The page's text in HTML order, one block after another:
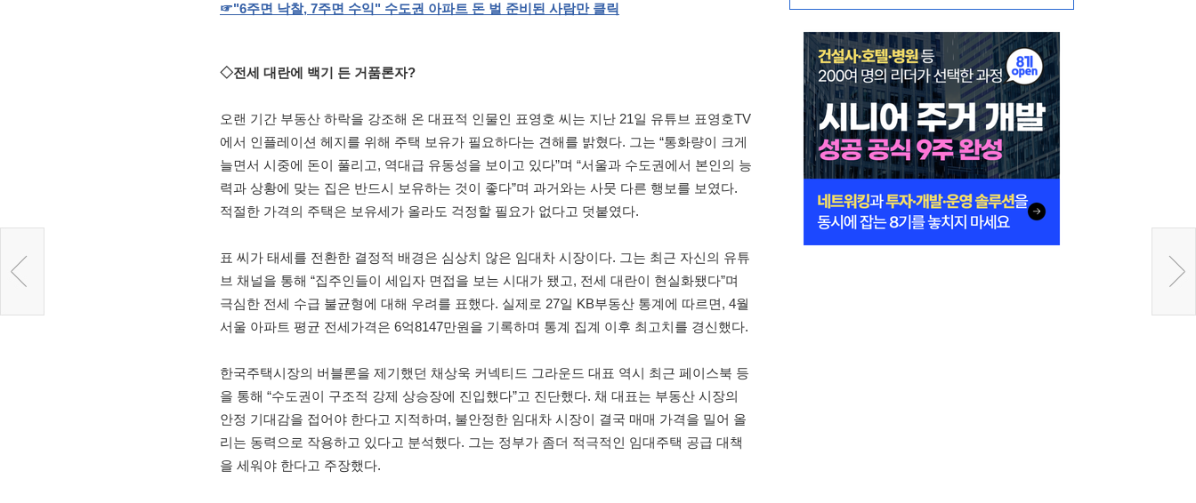
☞"6주면 낙찰, 7주면 수익" 수도권 아파트 돈 벌 준비된 사람만 클릭
◇전세 대란에 백기 든 거품론자?
오랜 기간 부동산 하락을 강조해 온 대표적 인물인 표영호 씨는 지난 21일 유튜브 표영호TV
에서 인플레이션 헤지를 위해 주택 보유가 필요하다는 견해를 밝혔다. 그는 “통화량이 크게
늘면서 시중에 돈이 풀리고, 역대급 유동성을 보이고 있다”며 “서울과 수도권에서 본인의 능
력과 상황에 맞는 집은 반드시 보유하는 것이 좋다”며 과거와는 사뭇 다른 행보를 보였다.
적절한 가격의 주택은 보유세가 올라도 걱정할 필요가 없다고 덧붙였다.
표 씨가 태세를 전환한 결정적 배경은 심상치 않은 임대차 시장이다. 그는 최근 자신의 유튜
브 채널을 통해 “집주인들이 세입자 면접을 보는 시대가 됐고, 전세 대란이 현실화됐다”며
극심한 전세 수급 불균형에 대해 우려를 표했다. 실제로 27일 KB부동산 통계에 따르면, 4월
서울 아파트 평균 전세가격은 6억8147만원을 기록하며 통계 집계 이후 최고치를 경신했다.
한국주택시장의 버블론을 제기했던 채상욱 커넥티드 그라운드 대표 역시 최근 페이스북 등
을 통해 “수도권이 구조적 강제 상승장에 진입했다”고 진단했다. 채 대표는 부동산 시장의
안정 기대감을 접어야 한다고 지적하며, 불안정한 임대차 시장이 결국 매매 가격을 밀어 올
리는 동력으로 작용하고 있다고 분석했다. 그는 정부가 좀더 적극적인 임대주택 공급 대책
을 세워야 한다고 주장했다.